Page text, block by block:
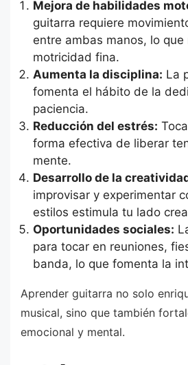
Mejora de habilidades
guitarra requiere
entre ambas manos, lo que
motricidad fina.
Aumenta la disciplina: La
fomenta el hábito de la
paciencia.
Reducción del estrés:
forma efectiva de liberar
mente.
Desarrollo de la
improvisar y experimentar
estilos estimula tu lado
Oportunidades sociales:
para tocar en reuniones,
banda, lo que fomenta la
Aprender guitarra no solo
musical, sino que también
emocional y mental.